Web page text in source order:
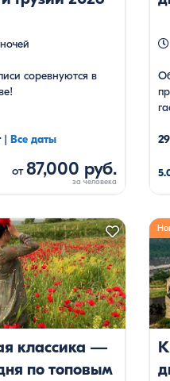
соревнуются в
| Все даты
от87,000 руб.
классика —
по топовым